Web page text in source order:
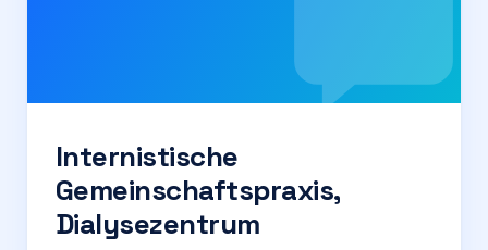
Für Firmen
Internistische
Gemeinschaftspraxis,
Dialysezentrum